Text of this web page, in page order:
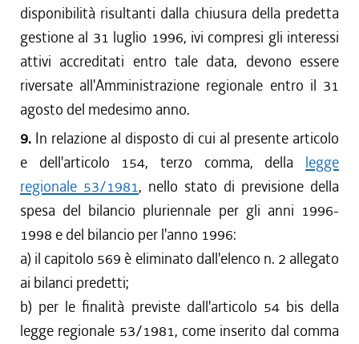
disponibilità risultanti dalla chiusura della predetta
gestione al 31 luglio 1996, ivi compresi gli interessi
attivi accreditati entro tale data, devono essere
riversate all'Amministrazione regionale entro il 31
agosto del medesimo anno.
9. In relazione al disposto di cui al presente articolo
e dell'articolo 154, terzo comma, della legge
regionale 53/1981, nello stato di previsione della
spesa del bilancio pluriennale per gli anni 1996-
1998 e del bilancio per l'anno 1996:
a) il capitolo 569 è eliminato dall'elenco n. 2 allegato
ai bilanci predetti;
b) per le finalità previste dall'articolo 54 bis della
legge regionale 53/1981, come inserito dal comma